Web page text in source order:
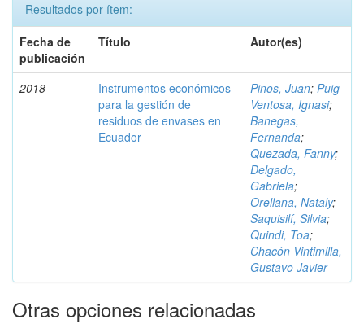
Resultados por ítem:
Fecha de
publicación
Título Autor(es)
2018
Instrumentos económicos
para la gestión de
residuos de envases en
Ecuador
Pinos, Juan; Puig
Ventosa, Ignasi;
Banegas,
Fernanda;
Quezada, Fanny;
Delgado,
Gabriela;
Orellana, Nataly;
Saquisilí, Silvia;
Quindi, Toa;
Chacón Vintimilla,
Gustavo Javier
Otras opciones relacionadas